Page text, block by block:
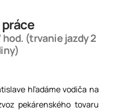
(trvanie jazdy 2
hľadáme vodiča na
pekárenského tovaru